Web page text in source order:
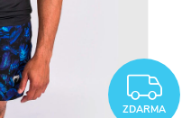
ZDARMA